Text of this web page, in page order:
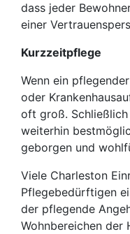
dass jeder
einer
Kurzzeitpflege
Wenn ein
oder
oft groß.
weiterhin
geborgen und
Viele Charleston
Pflegebedürftigen
der pflegende
Wohnbereichen der